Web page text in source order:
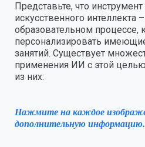
Представьте, что инструмент
искусственного интеллекта
образовательном процессе,
персонализировать
занятий. Существует
применения ИИ с этой
из них:
Нажмите на каждое
дополнительную информацию.